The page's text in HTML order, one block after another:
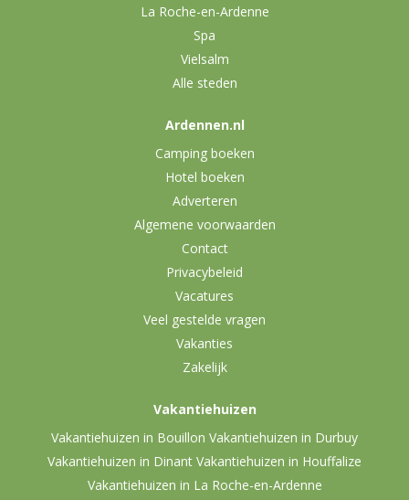
La Roche-en-Ardenne
Spa
Vielsalm
Alle steden
Ardennen.nl
Camping boeken
Hotel boeken
Adverteren
Algemene voorwaarden
Contact
Privacybeleid
Vacatures
Veel gestelde vragen
Vakanties
Zakelijk
Vakantiehuizen
Vakantiehuizen in Bouillon Vakantiehuizen in Durbuy
Vakantiehuizen in Dinant Vakantiehuizen in Houffalize
Vakantiehuizen in La Roche-en-Ardenne